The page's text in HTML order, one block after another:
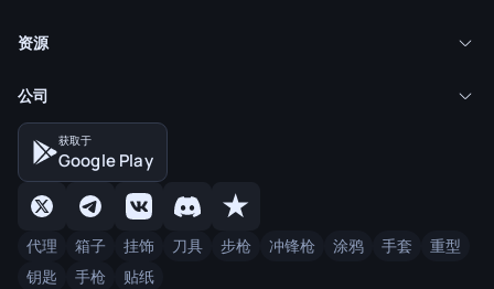
资源
公司
获取于
Google Play
代理 箱子 挂饰 刀具 步枪 冲锋枪 涂鸦 手套
重型
钥匙
手枪 贴纸